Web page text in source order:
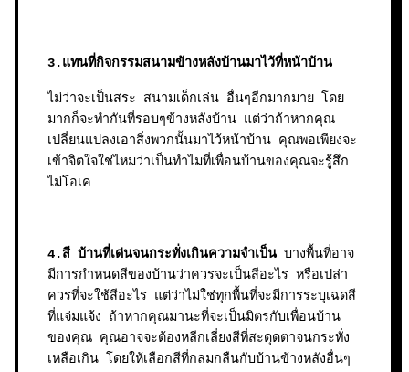
3.แทนที่กิจกรรมสนามข้างหลังบ้านมาไว้ที่หน้าบ้าน
ไม่ว่าจะเป็นสระ สนามเด็กเล่น อื่นๆอีกมากมาย โดย
มากก็จะทำกันที่รอบๆข้างหลังบ้าน แต่ว่าถ้าหากคุณ
เปลี่ยนแปลงเอาสิ่งพวกนั้นมาไว้หน้าบ้าน คุณพอเพียงจะ
เข้าจิตใจใช่ไหมว่าเป็นทำไมที่เพื่อนบ้านของคุณจะรู้สึก
ไม่โอเค
4.สี บ้านที่เด่นจนกระทั่งเกินความจำเป็น บางพื้นที่อาจ
มีการกำหนดสีของบ้านว่าควรจะเป็นสีอะไร หรือเปล่า
ควรที่จะใช้สีอะไร แต่ว่าไม่ใช่ทุกพื้นที่จะมีการระบุเฉดสี
ที่แจ่มแจ้ง ถ้าหากคุณมานะที่จะเป็นมิตรกับเพื่อนบ้าน
ของคุณ คุณอาจจะต้องหลีกเลี่ยงสีที่สะดุดตาจนกระทั่ง
เหลือเกิน โดยให้เลือกสีที่กลมกลืนกับบ้านข้างหลังอื่นๆ